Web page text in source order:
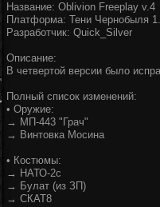
Название: Oblivion Freeplay v.4
Платформа: Тени Чернобыля
Разработчик: Quick_Silver
Описание:
В четвертой версии было
Полный список изменений:
• Оружие:
→ МП-443 "Грач"
→ Винтовка Мосина
• Костюмы:
→ НАТО-2с
→ Булат (из ЗП)
→ СКАТ8